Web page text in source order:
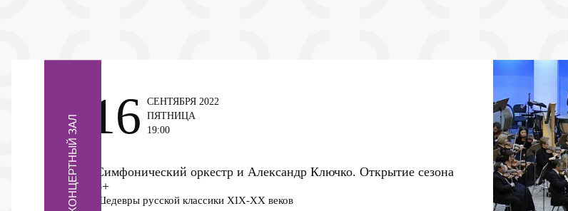
КОНЦЕРТНЫЙ ЗАЛ
Симфонический оркестр и Александр Ключко. Открытие сезона
6+
Шедевры русской классики XIX-XX веков
16
СЕНТЯБРЯ 2022
ПЯТНИЦА
19:00